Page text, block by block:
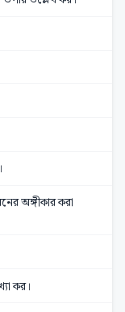
অঙ্গীকার করা
কর।